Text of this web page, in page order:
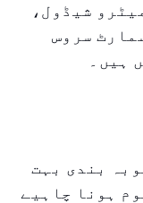
شیڈول،
سروس
ہیں۔
بندی بہت
ہونا چاہیے